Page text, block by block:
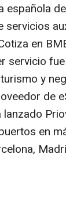
española
servicios
en
servicio fue
y
de
en